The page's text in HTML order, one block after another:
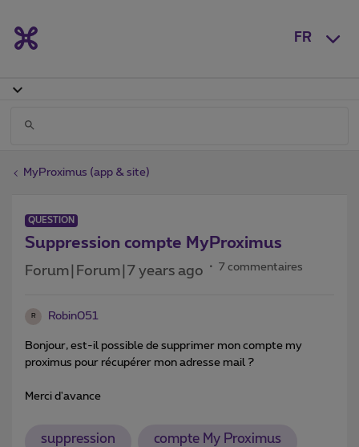
FR
MyProximus (app & site)
QUESTION
Suppression compte MyProximus
Forum|Forum|7 years ago 7 commentaires
R Robin051
Bonjour, est-il possible de supprimer mon compte my
proximus pour récupérer mon adresse mail ?
Merci d'avance
suppression compte My Proximus